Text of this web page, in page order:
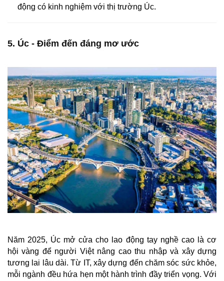
động có kinh nghiệm với thị trường Úc.
5. Úc - Điểm đến đáng mơ ước
Năm 2025, Úc mở cửa cho lao động tay nghề cao là cơ
hội vàng để người Việt nâng cao thu nhập và xây dựng
tương lai lâu dài. Từ IT, xây dựng đến chăm sóc sức khỏe,
mỗi ngành đều hứa hẹn một hành trình đầy triển vọng. Với